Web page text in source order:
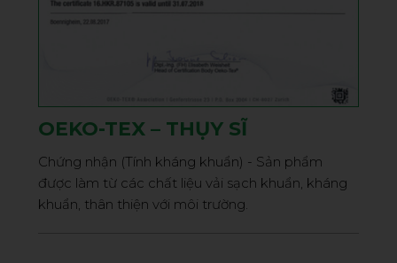
OEKO-TEX – THỤY SĨ
Chứng nhận (Tính kháng khuẩn) - Sản phẩm
được làm từ các chất liệu vải sạch khuẩn, kháng
khuẩn, thân thiện với môi trường.